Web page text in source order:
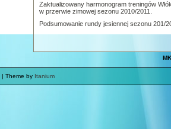
Zaktualizowany harmonogram treningów
w przerwie zimowej sezonu 2010/2011.
Podsumowanie rundy jesiennej sezonu 201/
| Theme by Itanium